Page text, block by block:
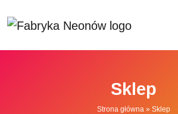
Sklep
Strona główna» Sklep